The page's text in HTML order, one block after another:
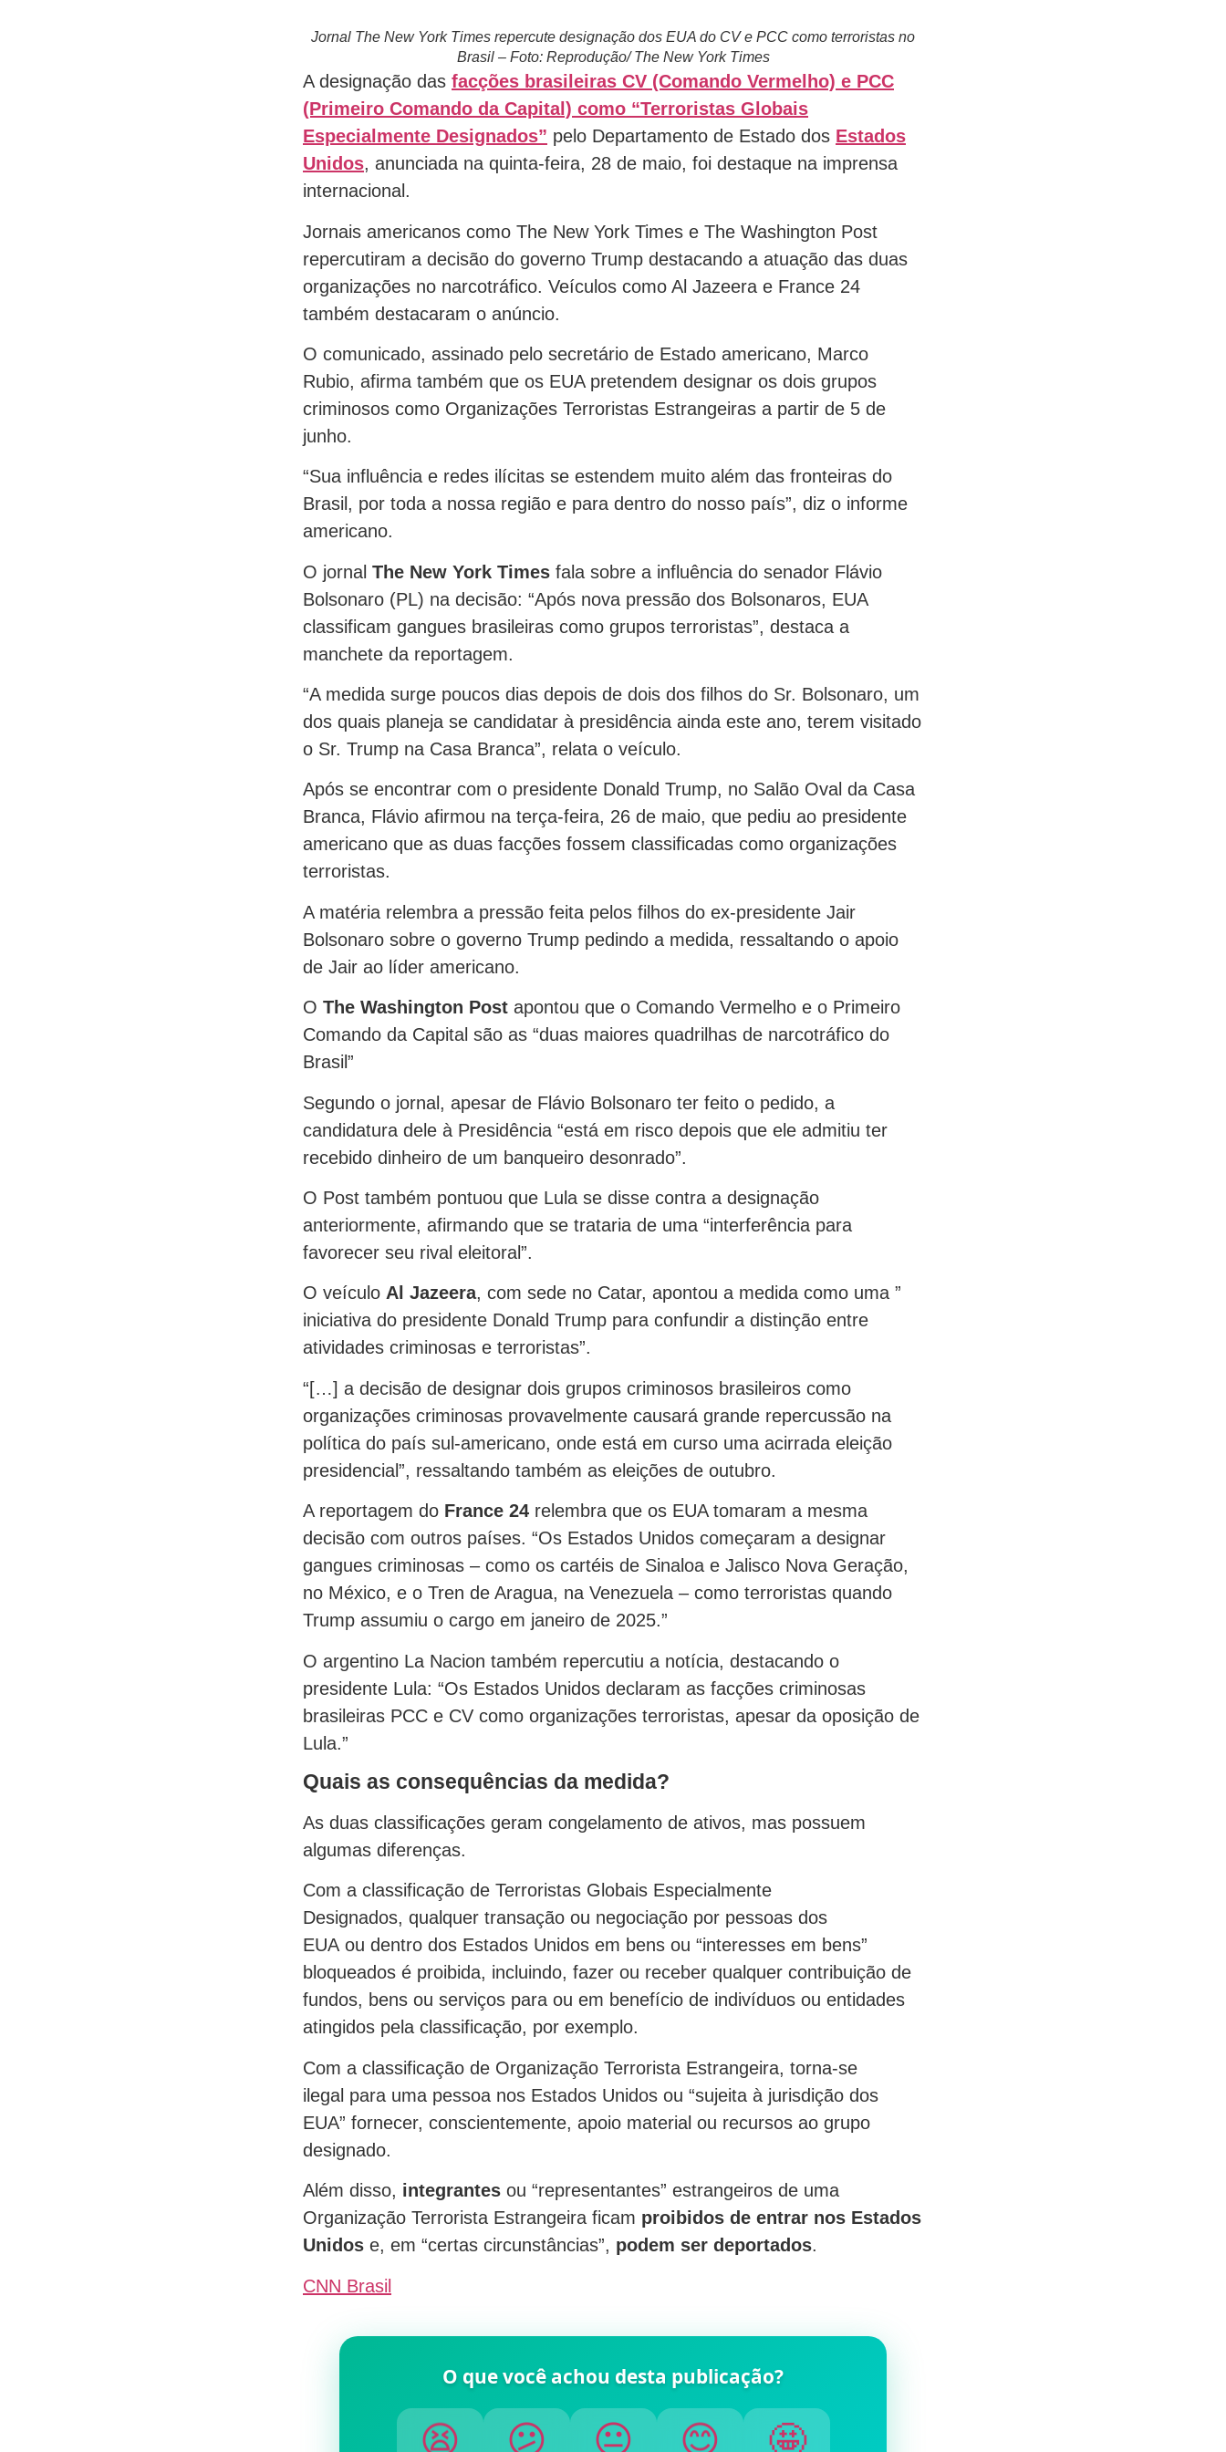
Jornal The New York Times repercute designação dos EUA do CV e PCC como terroristas no
Brasil – Foto: Reprodução/ The New York Times
A designação das facções brasileiras CV (Comando Vermelho) e PCC
(Primeiro Comando da Capital) como “Terroristas Globais
Especialmente Designados” pelo Departamento de Estado dos Estados
Unidos, anunciada na quinta-feira, 28 de maio, foi destaque na imprensa
internacional.
Jornais americanos como The New York Times e The Washington Post
repercutiram a decisão do governo Trump destacando a atuação das duas
organizações no narcotráfico. Veículos como Al Jazeera e France 24
também destacaram o anúncio.
O comunicado, assinado pelo secretário de Estado americano, Marco
Rubio, afirma também que os EUA pretendem designar os dois grupos
criminosos como Organizações Terroristas Estrangeiras a partir de 5 de
junho.
“Sua influência e redes ilícitas se estendem muito além das fronteiras do
Brasil, por toda a nossa região e para dentro do nosso país”, diz o informe
americano.
O jornal The New York Times fala sobre a influência do senador Flávio
Bolsonaro (PL) na decisão: “Após nova pressão dos Bolsonaros, EUA
classificam gangues brasileiras como grupos terroristas”, destaca a
manchete da reportagem.
“A medida surge poucos dias depois de dois dos filhos do Sr. Bolsonaro, um
dos quais planeja se candidatar à presidência ainda este ano, terem visitado
o Sr. Trump na Casa Branca”, relata o veículo.
Após se encontrar com o presidente Donald Trump, no Salão Oval da Casa
Branca, Flávio afirmou na terça-feira, 26 de maio, que pediu ao presidente
americano que as duas facções fossem classificadas como organizações
terroristas.
A matéria relembra a pressão feita pelos filhos do ex-presidente Jair
Bolsonaro sobre o governo Trump pedindo a medida, ressaltando o apoio
de Jair ao líder americano.
O The Washington Post apontou que o Comando Vermelho e o Primeiro
Comando da Capital são as “duas maiores quadrilhas de narcotráfico do
Brasil”
Segundo o jornal, apesar de Flávio Bolsonaro ter feito o pedido, a
candidatura dele à Presidência “está em risco depois que ele admitiu ter
recebido dinheiro de um banqueiro desonrado”.
O Post também pontuou que Lula se disse contra a designação
anteriormente, afirmando que se trataria de uma “interferência para
favorecer seu rival eleitoral”.
O veículo Al Jazeera, com sede no Catar, apontou a medida como uma ”
iniciativa do presidente Donald Trump para confundir a distinção entre
atividades criminosas e terroristas”.
“[…] a decisão de designar dois grupos criminosos brasileiros como
organizações criminosas provavelmente causará grande repercussão na
política do país sul-americano, onde está em curso uma acirrada eleição
presidencial”, ressaltando também as eleições de outubro.
A reportagem do France 24 relembra que os EUA tomaram a mesma
decisão com outros países. “Os Estados Unidos começaram a designar
gangues criminosas – como os cartéis de Sinaloa e Jalisco Nova Geração,
no México, e o Tren de Aragua, na Venezuela – como terroristas quando
Trump assumiu o cargo em janeiro de 2025.”
O argentino La Nacion também repercutiu a notícia, destacando o
presidente Lula: “Os Estados Unidos declaram as facções criminosas
brasileiras PCC e CV como organizações terroristas, apesar da oposição de
Lula.”
Quais as consequências da medida?
As duas classificações geram congelamento de ativos, mas possuem
algumas diferenças.
Com a classificação de Terroristas Globais Especialmente
Designados, qualquer transação ou negociação por pessoas dos
EUA ou dentro dos Estados Unidos em bens ou “interesses em bens”
bloqueados é proibida, incluindo, fazer ou receber qualquer contribuição de
fundos, bens ou serviços para ou em benefício de indivíduos ou entidades
atingidos pela classificação, por exemplo.
Com a classificação de Organização Terrorista Estrangeira, torna-se
ilegal para uma pessoa nos Estados Unidos ou “sujeita à jurisdição dos
EUA” fornecer, conscientemente, apoio material ou recursos ao grupo
designado.
Além disso, integrantes ou “representantes” estrangeiros de uma
Organização Terrorista Estrangeira ficam proibidos de entrar nos Estados
Unidos e, em “certas circunstâncias”, podem ser deportados.
CNN Brasil
O que você achou desta publicação?
😊 🤩